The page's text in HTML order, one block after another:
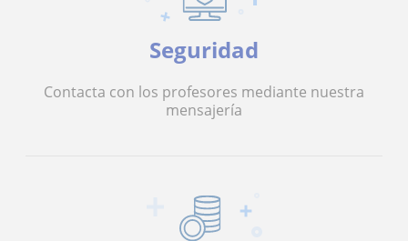
Seguridad
Contacta con los profesores mediante nuestra
mensajería